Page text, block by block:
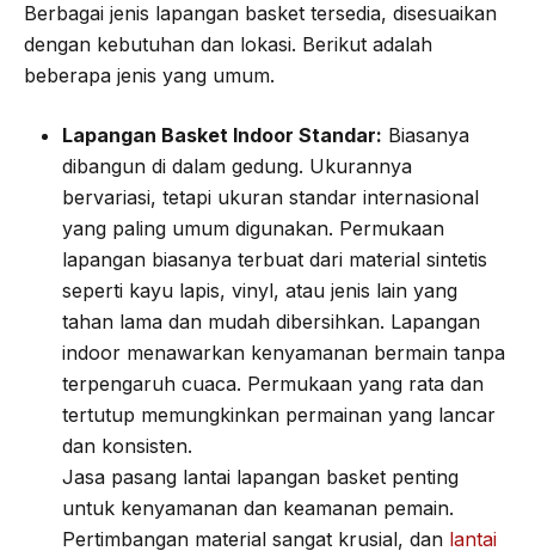
Berbagai jenis lapangan basket tersedia, disesuaikan
dengan kebutuhan dan lokasi. Berikut adalah
beberapa jenis yang umum.
Lapangan Basket Indoor Standar: Biasanya
dibangun di dalam gedung. Ukurannya
bervariasi, tetapi ukuran standar internasional
yang paling umum digunakan. Permukaan
lapangan biasanya terbuat dari material sintetis
seperti kayu lapis, vinyl, atau jenis lain yang
tahan lama dan mudah dibersihkan. Lapangan
indoor menawarkan kenyamanan bermain tanpa
terpengaruh cuaca. Permukaan yang rata dan
tertutup memungkinkan permainan yang lancar
dan konsisten.
Jasa pasang lantai lapangan basket penting
untuk kenyamanan dan keamanan pemain.
Pertimbangan material sangat krusial, dan lantai